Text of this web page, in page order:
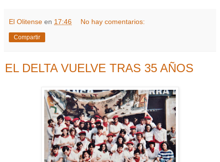
El Olitense en 17:46 No hay comentarios:
Compartir
EL DELTA VUELVE TRAS 35 AÑOS